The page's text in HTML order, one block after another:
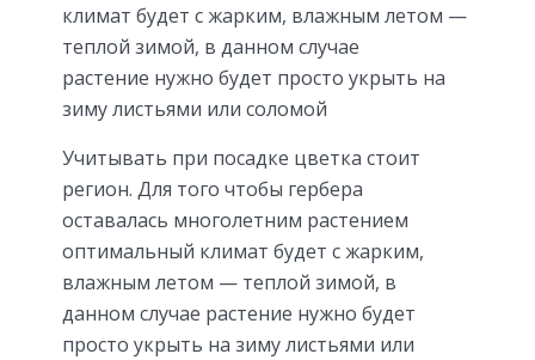
климат будет с жарким, влажным летом —
теплой зимой, в данном случае
растение нужно будет просто укрыть на
зиму листьями или соломой
Учитывать при посадке цветка стоит
регион. Для того чтобы гербера
оставалась многолетним растением
оптимальный климат будет с жарким,
влажным летом — теплой зимой, в
данном случае растение нужно будет
просто укрыть на зиму листьями или